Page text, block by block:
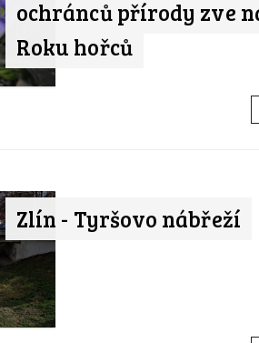
ochránců přírody zve
Roku hořců
Zlín - Tyršovo nábřeží